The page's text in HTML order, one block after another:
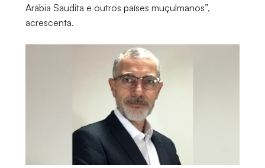
Arábia Saudita e outros países muçulmanos”,
acrescenta.